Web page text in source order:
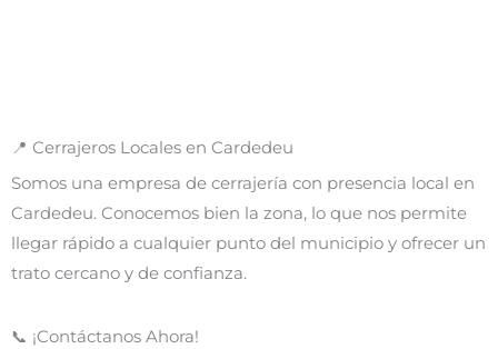
📍 Cerrajeros Locales en Cardedeu
Somos una empresa de cerrajería con presencia local en
Cardedeu. Conocemos bien la zona, lo que nos permite
llegar rápido a cualquier punto del municipio y ofrecer un
trato cercano y de confianza.
📞 ¡Contáctanos Ahora!